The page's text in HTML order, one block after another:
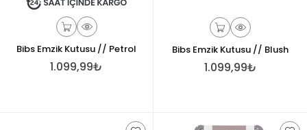
Bibs Emzik Kutusu // Petrol
1.099,99₺
Bibs Emzik Kutusu // Blush
1.099,99₺